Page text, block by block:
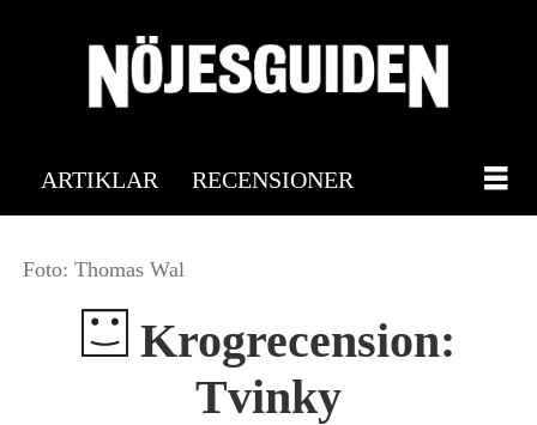
ARTIKLAR RECENSIONER
Foto: Thomas Wal
Krogrecension:
Tvinky